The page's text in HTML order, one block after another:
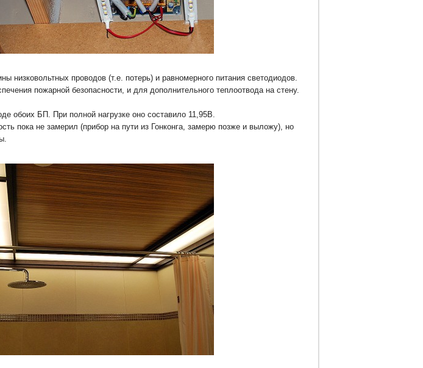
низковольтных проводов (т.е. потерь) и равномерного питания светодиодов.
пожарной безопасности, и для дополнительного теплоотвода на стену.
обоих БП. При полной нагрузке оно составило 11,95В.
пока не замерил (прибор на пути из Гонконга, замерю позже и выложу), но